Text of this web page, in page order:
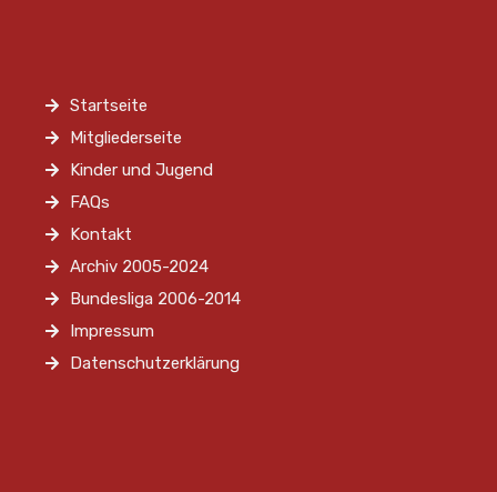
Startseite
Mitgliederseite
Kinder und Jugend
FAQs
Kontakt
Archiv 2005-2024
Bundesliga 2006-2014
Impressum
Datenschutzerklärung